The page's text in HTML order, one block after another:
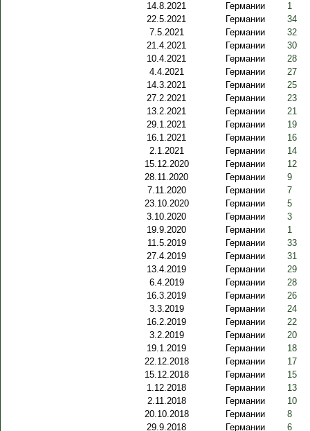
14.8.2021
Германии
1
22.5.2021
Германии
34
7.5.2021
Германии
32
21.4.2021
Германии
30
10.4.2021
Германии
28
4.4.2021
Германии
27
14.3.2021
Германии
25
27.2.2021
Германии
23
13.2.2021
Германии
21
29.1.2021
Германии
19
16.1.2021
Германии
16
2.1.2021
Германии
14
15.12.2020
Германии
12
28.11.2020
Германии
9
7.11.2020
Германии
7
23.10.2020
Германии
5
3.10.2020
Германии
3
19.9.2020
Германии
1
11.5.2019
Германии
33
27.4.2019
Германии
31
13.4.2019
Германии
29
6.4.2019
Германии
28
16.3.2019
Германии
26
3.3.2019
Германии
24
16.2.2019
Германии
22
3.2.2019
Германии
20
19.1.2019
Германии
18
22.12.2018
Германии
17
15.12.2018
Германии
15
1.12.2018
Германии
13
2.11.2018
Германии
10
20.10.2018
Германии
8
29.9.2018
Германии 6